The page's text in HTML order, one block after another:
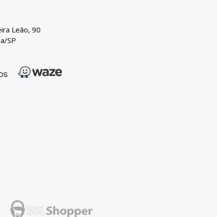
Leão, 90
SP